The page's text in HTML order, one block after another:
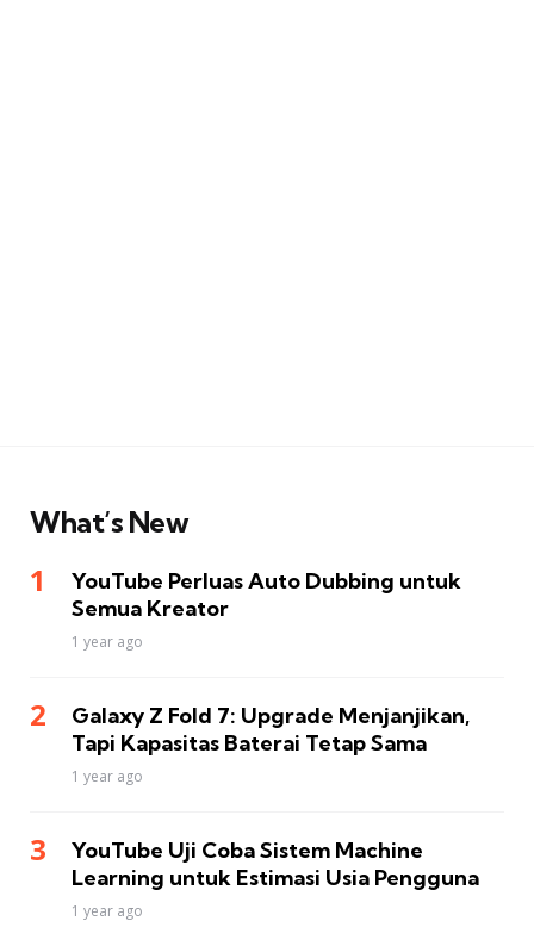
What’s New
YouTube Perluas Auto Dubbing untuk
Semua Kreator
1 year ago
Galaxy Z Fold 7: Upgrade Menjanjikan,
Tapi Kapasitas Baterai Tetap Sama
1 year ago
YouTube Uji Coba Sistem Machine
Learning untuk Estimasi Usia Pengguna
1 year ago